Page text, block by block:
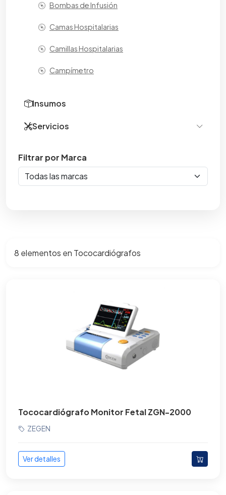
Bombas de Infusión
Camas Hospitalarias
Camillas Hospitalarias
Campímetro
Concentradores de Oxígeno
Cunas
Incubadoras
Juego para Consultorio
Lamparas Fototerapia
Mastógrafo
Insumos
Servicios
Filtrar por Marca
8 elementos en Tococardiógrafos
Tococardiógrafo Monitor Fetal ZGN-2000
ZEGEN
Ver detalles